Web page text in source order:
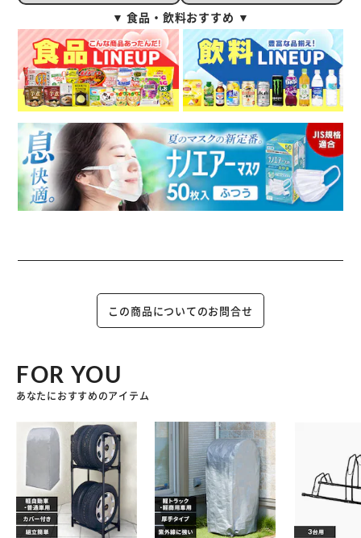
▼ 食品・飲料おすすめ ▼
この商品についてのお問合せ
FOR YOU
あなたにおすすめのアイテム